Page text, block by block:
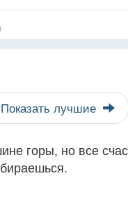
Показать лучшие
горы, но все